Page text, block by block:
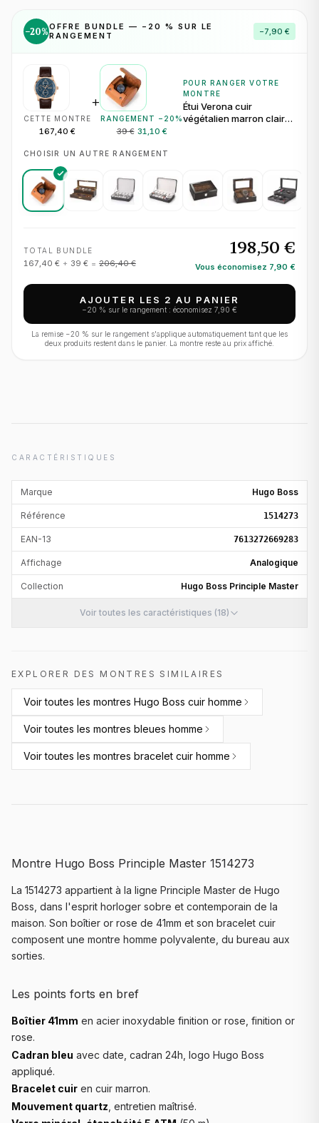
−20%OFFRE BUNDLE — − 20 % SUR LE
RANGEMENT
−7,90 €
CETTE MONTRE
167,40 €
+
RANGEMENT − 20 %
39 € 31,10 €
POUR RANGER VOTRE
MONTRE
Étui Verona cuir
végétalien marron clair
CHOISIR UN AUTRE RANGEMENT
TOTAL BUNDLE
167,40 € + 39 € = 206,40 €
198,50 €
Vous économisez 7,90 €
AJOUTER LES 2 AU PANIER
−20 % sur le rangement : économisez 7,90 €
La remise −20 % sur le rangement s'applique automatiquement tant que les
deux produits restent dans le panier. La montre reste au prix affiché.
CARACTÉRISTIQUES
Marque Hugo Boss
Référence 1514273
EAN-13 7613272669283
Affichage Analogique
Collection Hugo Boss Principle Master
Voir toutes les caractéristiques (18)
EXPLORER DES MONTRES SIMILAIRES
Voir toutes les montres Hugo Boss cuir homme
Voir toutes les montres bleues homme
Voir toutes les montres bracelet cuir homme
Montre Hugo Boss Principle Master 1514273
La 1514273 appartient à la ligne Principle Master de Hugo
Boss, dans l'esprit horloger sobre et contemporain de la
maison. Son boîtier or rose de 41mm et son bracelet cuir
composent une montre homme polyvalente, du bureau aux
sorties.
Les points forts en bref
Boîtier 41mm en acier inoxydable finition or rose, finition or
rose.
Cadran bleu avec date, cadran 24h, logo Hugo Boss
appliqué.
Bracelet cuir en cuir marron.
Mouvement quartz , entretien maîtrisé.